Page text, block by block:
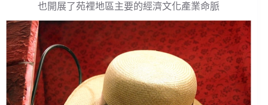
也開展了苑裡地區主要的經濟文化產業命脈